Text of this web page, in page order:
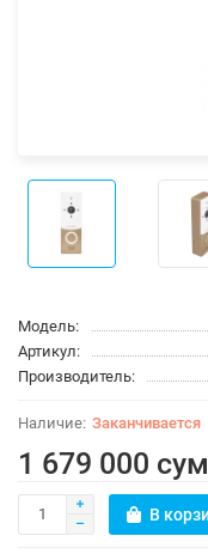
Модель:
Артикул:
Производитель:
Заканчивается
1 679 000 сум
В